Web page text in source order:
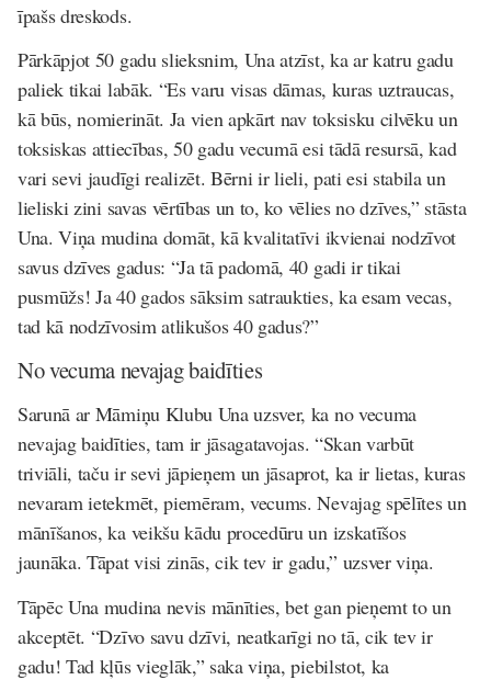
īpašs dreskods.
Pārkāpjot 50 gadu slieksnim, Una atzīst, ka ar katru gadu
paliek tikai labāk. “Es varu visas dāmas, kuras uztraucas,
kā būs, nomierināt. Ja vien apkārt nav toksisku cilvēku un
toksiskas attiecības, 50 gadu vecumā esi tādā resursā, kad
vari sevi jaudīgi realizēt. Bērni ir lieli, pati esi stabila un
lieliski zini savas vērtības un to, ko vēlies no dzīves,” stāsta
Una. Viņa mudina domāt, kā kvalitatīvi ikvienai nodzīvot
savus dzīves gadus: “Ja tā padomā, 40 gadi ir tikai
pusmūžs! Ja 40 gados sāksim satraukties, ka esam vecas,
tad kā nodzīvosim atlikušos 40 gadus?”
No vecuma nevajag baidīties
Sarunā ar Māmiņu Klubu Una uzsver, ka no vecuma
nevajag baidīties, tam ir jāsagatavojas. “Skan varbūt
triviāli, taču ir sevi jāpieņem un jāsaprot, ka ir lietas, kuras
nevaram ietekmēt, piemēram, vecums. Nevajag spēlītes un
mānīšanos, ka veikšu kādu procedūru un izskatīšos
jaunāka. Tāpat visi zinās, cik tev ir gadu,” uzsver viņa.
Tāpēc Una mudina nevis mānīties, bet gan pieņemt to un
akceptēt. “Dzīvo savu dzīvi, neatkarīgi no tā, cik tev ir
gadu! Tad kļūs vieglāk,” saka viņa, piebilstot, ka